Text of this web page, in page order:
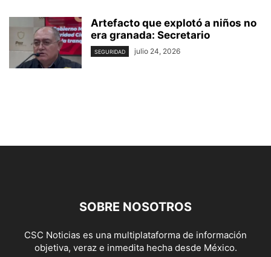
Artefacto que explotó a niños no
era granada: Secretario
SEGURIDAD julio 24, 2026
SOBRE NOSOTROS
CSC Noticias es una multiplataforma de información
objetiva, veraz e inmedita hecha desde México.